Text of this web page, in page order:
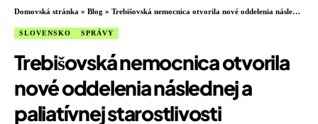
Domovská stránka » Blog » Trebišovská nemocnica otvorila nové oddelenia následnej a paliatívnej starostlivosti
SLOVENSKO SPRÁVY
Trebišovská nemocnica otvorila
nové oddelenia následnej a
paliatívnej starostlivosti